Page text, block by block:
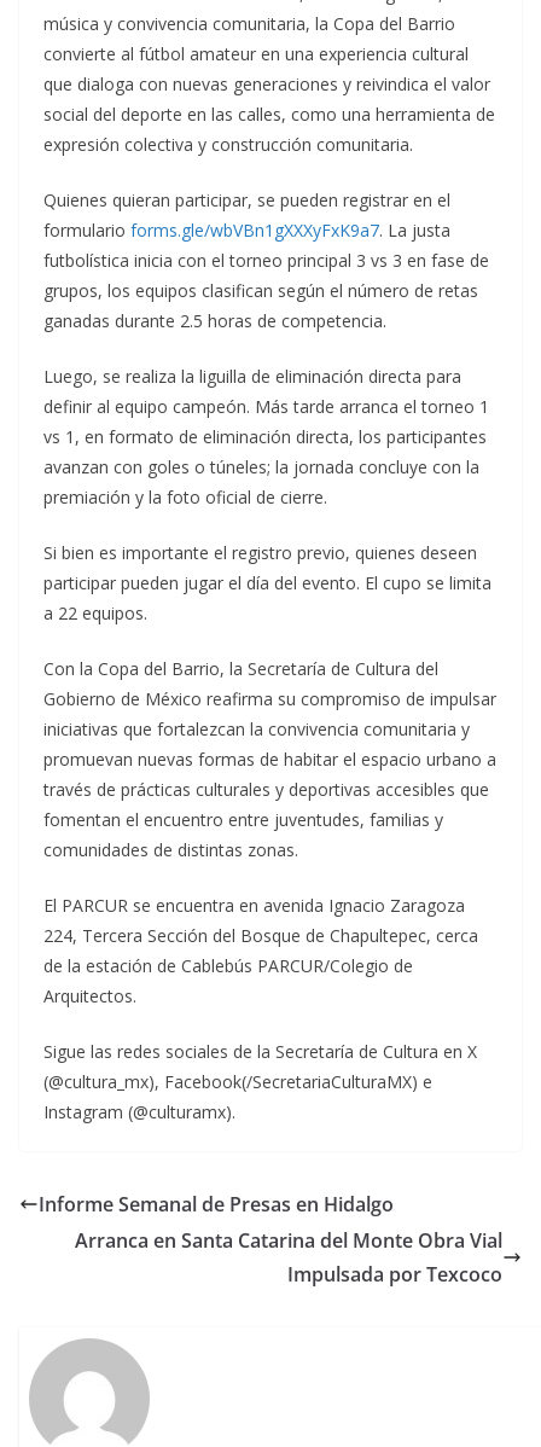
música y convivencia comunitaria, la Copa del Barrio
convierte al fútbol amateur en una experiencia cultural
que dialoga con nuevas generaciones y reivindica el valor
social del deporte en las calles, como una herramienta de
expresión colectiva y construcción comunitaria.
Quienes quieran participar, se pueden registrar en el
formulario forms.gle/wbVBn1gXXXyFxK9a7. La justa
futbolística inicia con el torneo principal 3 vs 3 en fase de
grupos, los equipos clasifican según el número de retas
ganadas durante 2.5 horas de competencia.
Luego, se realiza la liguilla de eliminación directa para
definir al equipo campeón. Más tarde arranca el torneo 1
vs 1, en formato de eliminación directa, los participantes
avanzan con goles o túneles; la jornada concluye con la
premiación y la foto oficial de cierre.
Si bien es importante el registro previo, quienes deseen
participar pueden jugar el día del evento. El cupo se limita
a 22 equipos.
Con la Copa del Barrio, la Secretaría de Cultura del
Gobierno de México reafirma su compromiso de impulsar
iniciativas que fortalezcan la convivencia comunitaria y
promuevan nuevas formas de habitar el espacio urbano a
través de prácticas culturales y deportivas accesibles que
fomentan el encuentro entre juventudes, familias y
comunidades de distintas zonas.
El PARCUR se encuentra en avenida Ignacio Zaragoza
224, Tercera Sección del Bosque de Chapultepec, cerca
de la estación de Cablebús PARCUR/Colegio de
Arquitectos.
Sigue las redes sociales de la Secretaría de Cultura en X
(@cultura_mx), Facebook(/SecretariaCulturaMX) e
Instagram (@culturamx).
Informe Semanal de Presas en Hidalgo
Arranca en Santa Catarina del Monte Obra Vial
Impulsada por Texcoco